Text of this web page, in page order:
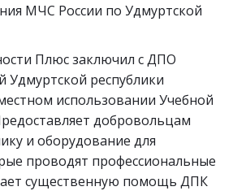
МЧС России по Удмуртской
Плюс заключил с ДПО
Удмуртской республики
использовании Учебной
добровольцам
и оборудование для
проводят профессиональные
существенную помощь ДПК